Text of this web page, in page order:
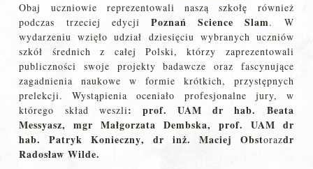
Obaj uczniowie reprezentowali naszą szkołę również
podczas trzeciej edycji Poznań Science Slam. W
wydarzeniu wzięło udział dziesięciu wybranych uczniów
szkół średnich z całej Polski, którzy zaprezentowali
publiczności swoje projekty badawcze oraz fascynujące
zagadnienia naukowe w formie krótkich, przystępnych
prelekcji. Wystąpienia oceniało profesjonalne jury, w
którego skład weszli: prof. UAM dr hab. Beata
Messyasz,mgr Małgorzata Dembska, prof. UAM dr
hab. Patryk Konieczny, dr inż. Maciej Obstorazdr
Radosław Wilde.